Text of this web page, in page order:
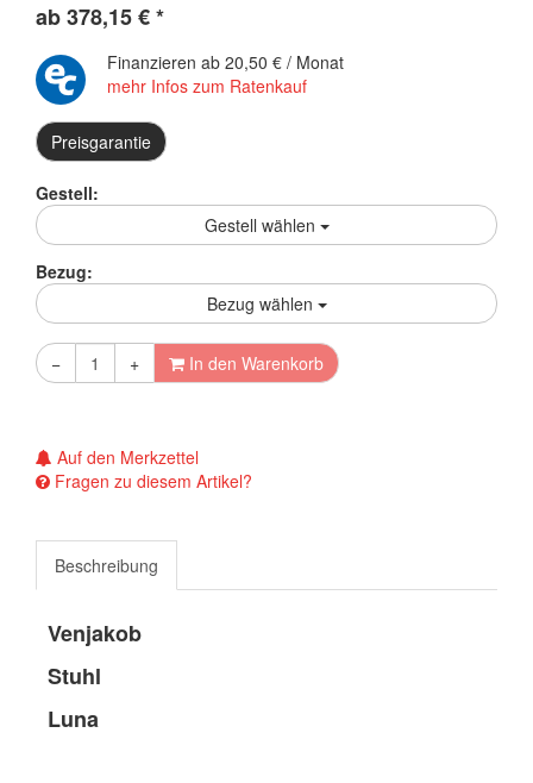
ab378,15€*
Finanzieren ab 20,50 € / Monat
mehr Infos zum Ratenkauf
Preisgarantie
Gestell:
Gestell wählen
Bezug:
Bezug wählen
− + In den Warenkorb
Auf den Merkzettel
Fragen zu diesem Artikel?
Beschreibung
Venjakob
Stuhl
Luna